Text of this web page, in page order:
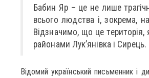
Бабин Яр – це не лише
всього людства і, зокрема,
Відзначимо, що це територія,
районами Лук’янівка і Сирець.
Відомий український письменник і